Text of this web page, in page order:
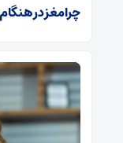
چرا مغز در